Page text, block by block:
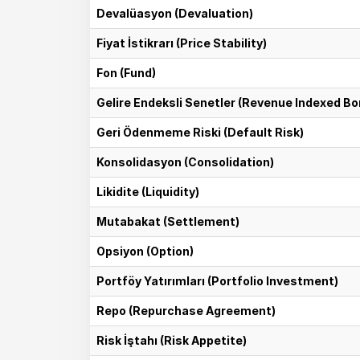
Devalüasyon (Devaluation)
Fiyat İstikrarı (Price Stability)
Fon (Fund)
Gelire Endeksli Senetler (Revenue Indexed
Geri Ödenmeme Riski (Default Risk)
Konsolidasyon (Consolidation)
Likidite (Liquidity)
Mutabakat (Settlement)
Opsiyon (Option)
Portföy Yatırımları (Portfolio Investment)
Repo (Repurchase Agreement)
Risk İştahı (Risk Appetite)